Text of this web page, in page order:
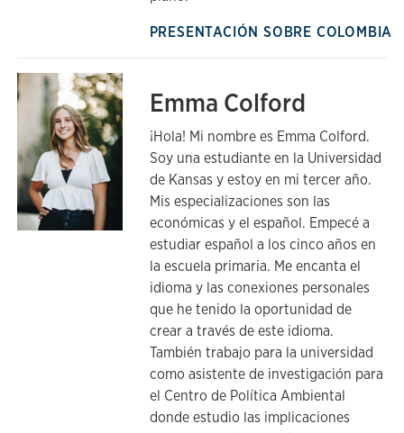
PRESENTACIÓN SOBRE COLOMBIA
Emma Colford
¡Hola! Mi nombre es Emma Colford.
Soy una estudiante en la Universidad
de Kansas y estoy en mi tercer año.
Mis especializaciones son las
económicas y el español. Empecé a
estudiar español a los cinco años en
la escuela primaria. Me encanta el
idioma y las conexiones personales
que he tenido la oportunidad de
crear a través de este idioma.
También trabajo para la universidad
como asistente de investigación para
el Centro de Política Ambiental
donde estudio las implicaciones